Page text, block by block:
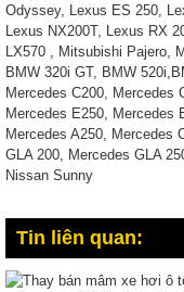
Odyssey, Lexus ES 250,
Lexus NX200T, Lexus RX
LX570 , Mitsubishi Pajero,
BMW 320i GT, BMW
Mercedes C200, Mercedes
Mercedes E250, Mercedes
Mercedes A250, Mercedes
GLA 200, Mercedes GLA
Nissan Sunny
Tin liên quan: